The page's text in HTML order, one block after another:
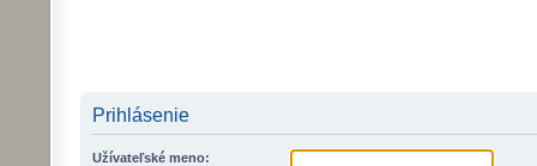
Prihlásenie
Užívateľské meno: